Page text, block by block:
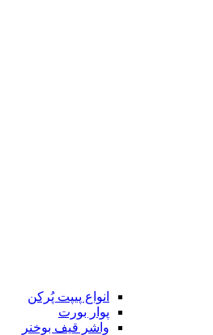
انواع پیپت پُرکن
پوار بورت
واشر قیف بوخنر